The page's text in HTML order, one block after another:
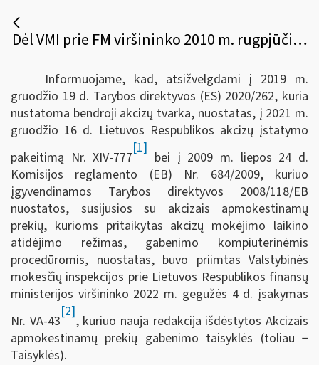
Dėl VMI prie FM viršininko 2010 m. rugpjūčio 2 d. įsakymo Nr. VA-88 pakeitimo
Informuojame, kad, atsižvelgdami į 2019 m.
gruodžio 19 d. Tarybos direktyvos (ES) 2020/262, kuria
nustatoma bendroji akcizų tvarka, nuostatas, į 2021 m.
gruodžio 16 d. Lietuvos Respublikos akcizų įstatymo
pakeitimą Nr. XIV-777
[1]
bei į 2009 m. liepos 24 d.
Komisijos reglamento (EB) Nr. 684/2009, kuriuo
įgyvendinamos Tarybos direktyvos 2008/118/EB
nuostatos, susijusios su akcizais apmokestinamų
prekių, kurioms pritaikytas akcizų mokėjimo laikino
atidėjimo režimas, gabenimo kompiuterinėmis
procedūromis, nuostatas, buvo priimtas Valstybinės
mokesčių inspekcijos prie Lietuvos Respublikos finansų
ministerijos viršininko 2022 m. gegužės 4 d. įsakymas
Nr. VA-43
[2]
, kuriuo nauja redakcija išdėstytos Akcizais
apmokestinamų prekių gabenimo taisyklės (toliau −
Taisyklės).